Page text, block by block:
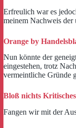
Erfreulich war es
meinem Nachweis der
Orange by
Nun könnte der
eingestehen, trotz
vermeintliche Gründe
Bloß nichts
Fangen wir mit der